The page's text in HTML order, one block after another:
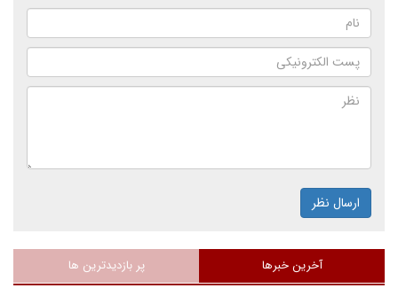
ارسال نظر
آخرین خبرها پر بازدیدترین ها